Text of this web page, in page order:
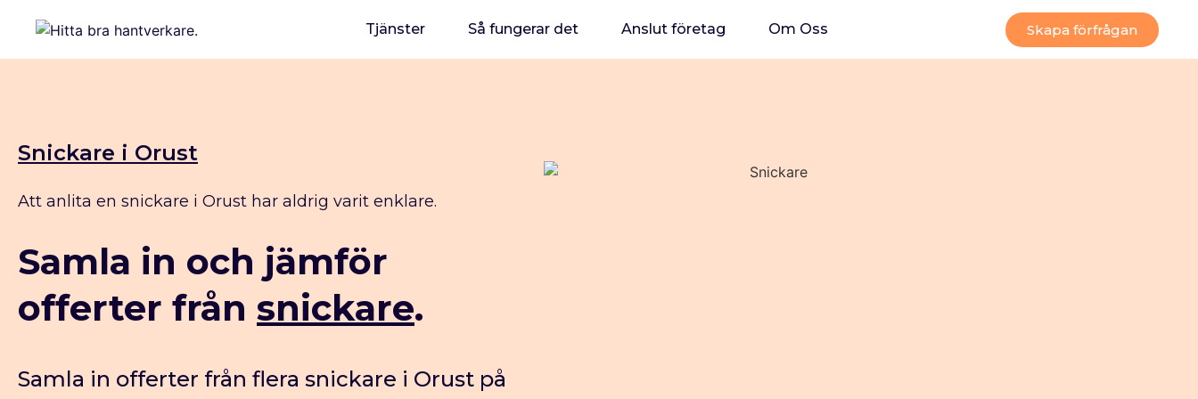
Tjänster Så fungerar det Anslut företag Om Oss Skapa förfrågan
Snickare i Orust
Att anlita en snickare i Orust har aldrig varit enklare.
Samla in och jämför
offerter från snickare.
Samla in offerter från flera snickare i Orust på